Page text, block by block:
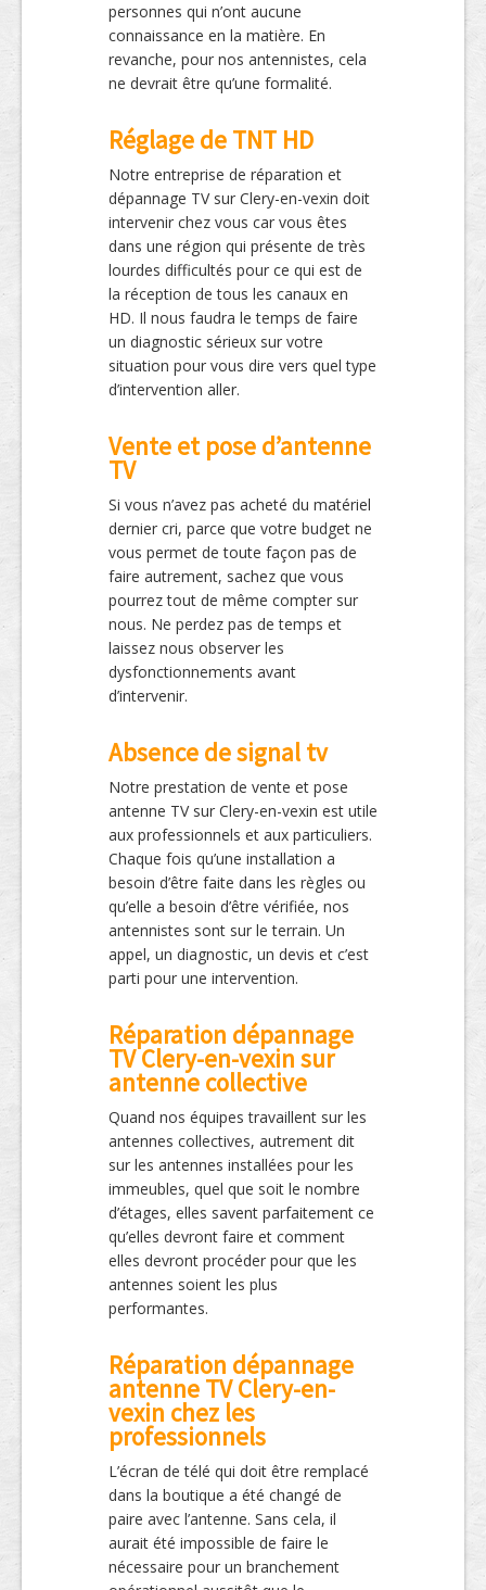
personnes qui n’ont aucune
connaissance en la matière. En
revanche, pour nos antennistes, cela
ne devrait être qu’une formalité.
Réglage de TNT HD
Notre entreprise de réparation et
dépannage TV sur Clery-en-vexin doit
intervenir chez vous car vous êtes
dans une région qui présente de très
lourdes difficultés pour ce qui est de
la réception de tous les canaux en
HD. Il nous faudra le temps de faire
un diagnostic sérieux sur votre
situation pour vous dire vers quel type
d’intervention aller.
Vente et pose d’antenne
TV
Si vous n’avez pas acheté du matériel
dernier cri, parce que votre budget ne
vous permet de toute façon pas de
faire autrement, sachez que vous
pourrez tout de même compter sur
nous. Ne perdez pas de temps et
laissez nous observer les
dysfonctionnements avant
d’intervenir.
Absence de signal tv
Notre prestation de vente et pose
antenne TV sur Clery-en-vexin est utile
aux professionnels et aux particuliers.
Chaque fois qu’une installation a
besoin d’être faite dans les règles ou
qu’elle a besoin d’être vérifiée, nos
antennistes sont sur le terrain. Un
appel, un diagnostic, un devis et c’est
parti pour une intervention.
Réparation dépannage
TV Clery-en-vexin sur
antenne collective
Quand nos équipes travaillent sur les
antennes collectives, autrement dit
sur les antennes installées pour les
immeubles, quel que soit le nombre
d’étages, elles savent parfaitement ce
qu’elles devront faire et comment
elles devront procéder pour que les
antennes soient les plus
performantes.
Réparation dépannage
antenne TV Clery-en-
vexin chez les
professionnels
L’écran de télé qui doit être remplacé
dans la boutique a été changé de
paire avec l’antenne. Sans cela, il
aurait été impossible de faire le
nécessaire pour un branchement